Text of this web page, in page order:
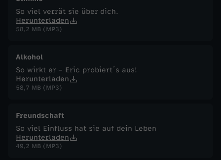
So viel verrät sie über dich.
Herunterladen
58,2 MB (MP3)
Alkohol
So wirkt er – Eric probiert´s aus!
Herunterladen
58,7 MB (MP3)
Freundschaft
So viel Einfluss hat sie auf dein Leben
Herunterladen
49,2 MB (MP3)